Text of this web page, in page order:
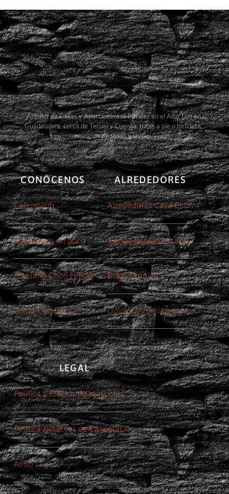
Alquiler de Casas y Apartamentos Rurales en el Alto Tajo en
Guadalajara, cerca de Teruel y Cuenca, rutas a pie o bicicleta,
recogida de setas y trufas.
CONÓCENOS
Calendario
Conócenos un poco
Artesana Chon Felipe
Zonas Comunes
ALREDEDORES
Alrededores Casa Chon
Tienda Supermercado
Entorno único
Opiniones de la gente
LEGAL
Política y Precios de mascotas
Política Reservas de Cancelación
Aviso Legal